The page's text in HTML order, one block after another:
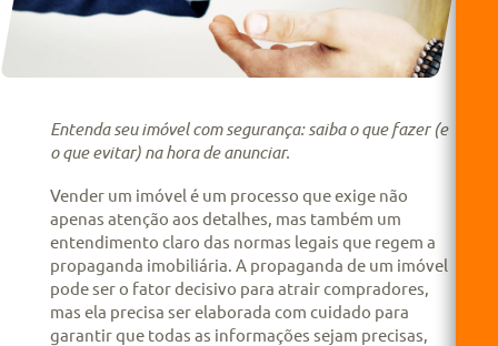
Entenda seu imóvel com segurança: saiba o que fazer (e
o que evitar) na hora de anunciar.
Vender um imóvel é um processo que exige não
apenas atenção aos detalhes, mas também um
entendimento claro das normas legais que regem a
propaganda imobiliária. A propaganda de um imóvel
pode ser o fator decisivo para atrair compradores,
mas ela precisa ser elaborada com cuidado para
garantir que todas as informações sejam precisas,